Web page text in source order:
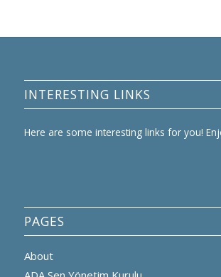
INTERESTING LINKS
Here are some interesting links for you!
PAGES
About